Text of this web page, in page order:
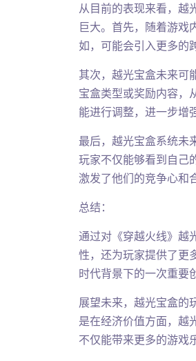
从目前的表现来看，越
巨大。首先，随着游戏
如，可能会引入更多的
其次，越光宝盒未来可
宝盒类型或奖励内容，
能进行调整，进一步增
最后，越光宝盒系统未
玩家不仅能够看到自己
激发了他们的竞争心和
总结：
通过对《穿越火线》越
性，还为玩家提供了更
时代背景下的一次重要
展望未来，越光宝盒的
是在经济价值方面，越
不仅能带来更多的游戏